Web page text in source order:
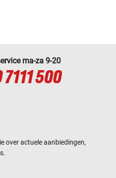
ma-za 9-20
500
over actuele aanbiedingen,